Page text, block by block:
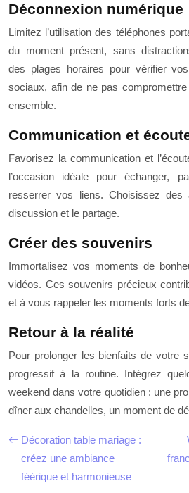
Déconnexion numérique
Limitez l’utilisation des téléphones
du moment présent, sans
des plages horaires pour vérifier
sociaux, afin de ne pas
ensemble.
Communication et
Favorisez la communication et
l’occasion idéale pour échanger,
resserrer vos liens. Choisissez des
discussion et le partage.
Créer des souvenirs
Immortalisez vos moments de
vidéos. Ces souvenirs précieux
et à vous rappeler les moments forts
Retour à la réalité
Pour prolonger les bienfaits de votre
progressif à la routine. Intégrez
weekend dans votre quotidien : une
dîner aux chandelles, un moment de
Décoration table mariage :
créez une ambiance
féérique et harmonieuse